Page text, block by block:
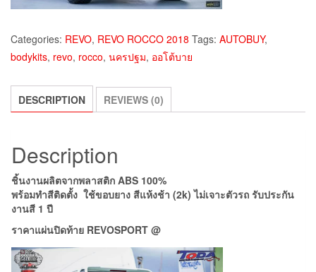
Categories: REVO, REVO ROCCO 2018 Tags: AUTOBUY,
bodykits, revo, rocco, นครปฐม, ออโต้บาย
DESCRIPTION REVIEWS (0)
Description
ชิ้นงานผลิตจากพลาสติก ABS 100%
พร้อมทำสีติดตั้ง ใช้ขอบยาง สีแห้งช้า (2k) ไม่เจาะตัวรถ รับประกัน
งานสี 1 ปี
ราคาแผ่นปิดท้าย REVOSPORT @